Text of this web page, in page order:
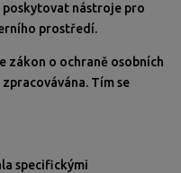
nástroje pro
prostředí.
zákon o ochraně osobních
Tím se
specifickými